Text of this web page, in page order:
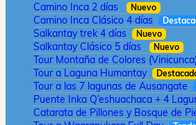
Camino Inca 2 días Nuevo
Camino Inca Clásico 4 días
Salkantay trek 4 días Nuevo
Salkantay Clásico 5 días Nuevo
Tour Montaña de Colores (Vinicunca)
Tour a Laguna Humantay
Tour a las 7 lagunas de Ausangate
Puente Inka Q’eshuachaca + 4
Catarata de Pillones y Bosque de